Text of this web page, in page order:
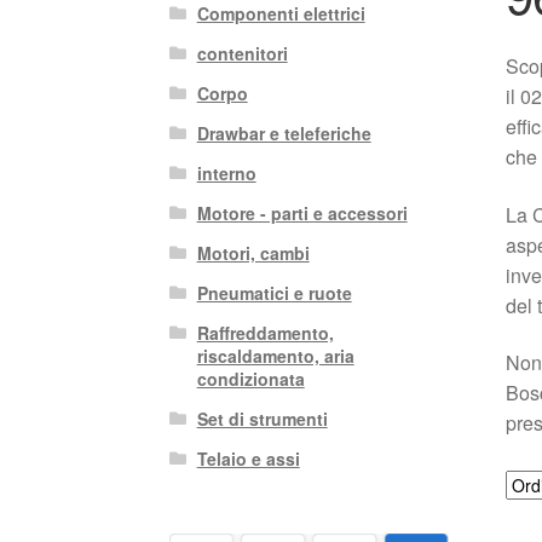
il
La
del
Componenti elettrici
contenitori
Corpo
Drawbar e teleferiche
interno
Motore - parti e accessori
Motori, cambi
Pneumatici e ruote
Raffreddamento,
riscaldamento, aria
condizionata
Set di strumenti
Telaio e assi